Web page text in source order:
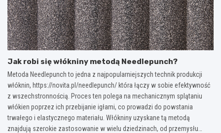
Jak robi się włókniny metodą Needlepunch?
Metoda Needlepunch to jedna z najpopularniejszych technik produkcji
włóknin, https://novita.pl/needlepunch/ która łączy w sobie efektywność
z wszechstronnością. Proces ten polega na mechanicznym splątaniu
włókien poprzez ich przebijanie igłami, co prowadzi do powstania
trwałego i elastycznego materiału. Włókniny uzyskane tą metodą
znajdują szerokie zastosowanie w wielu dziedzinach, od przemysłu…